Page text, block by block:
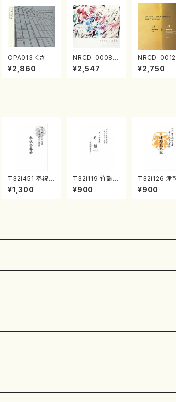
OPA013 くさび
ら／諸井誠(電子
音楽／CD)
¥2,860
NRCD-0008
ブラジルの抽象
画（ギター, パー
¥2,547
NRCD-
013
¥2,750
T32i451 奉祝
合奏曲（尺八/久
本玄智/楽譜）都
¥1,300
T32i119 竹韻 V
OL2 ～嵯峨野
遊歩～（尺八/野
¥900
T32i126 津
風土記（尺八
村峰山/尺八/
¥900